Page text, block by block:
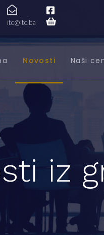
itc@itc.ba
Novosti Naši
iz